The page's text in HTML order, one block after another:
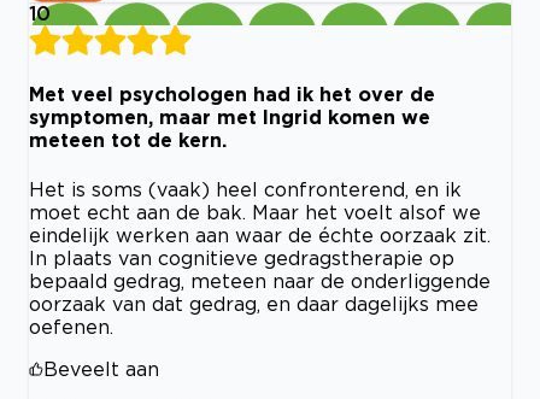
10
Met veel psychologen had ik het over de
symptomen, maar met Ingrid komen we
meteen tot de kern.
Het is soms (vaak) heel confronterend, en ik
moet echt aan de bak. Maar het voelt alsof we
eindelijk werken aan waar de échte oorzaak zit.
In plaats van cognitieve gedragstherapie op
bepaald gedrag, meteen naar de onderliggende
oorzaak van dat gedrag, en daar dagelijks mee
oefenen.
Beveelt aan